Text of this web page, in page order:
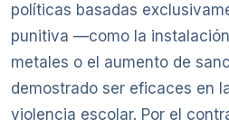
políticas basadas
punitiva —como la
metales o el aumento de
demostrado ser eficaces en
violencia escolar. Por el